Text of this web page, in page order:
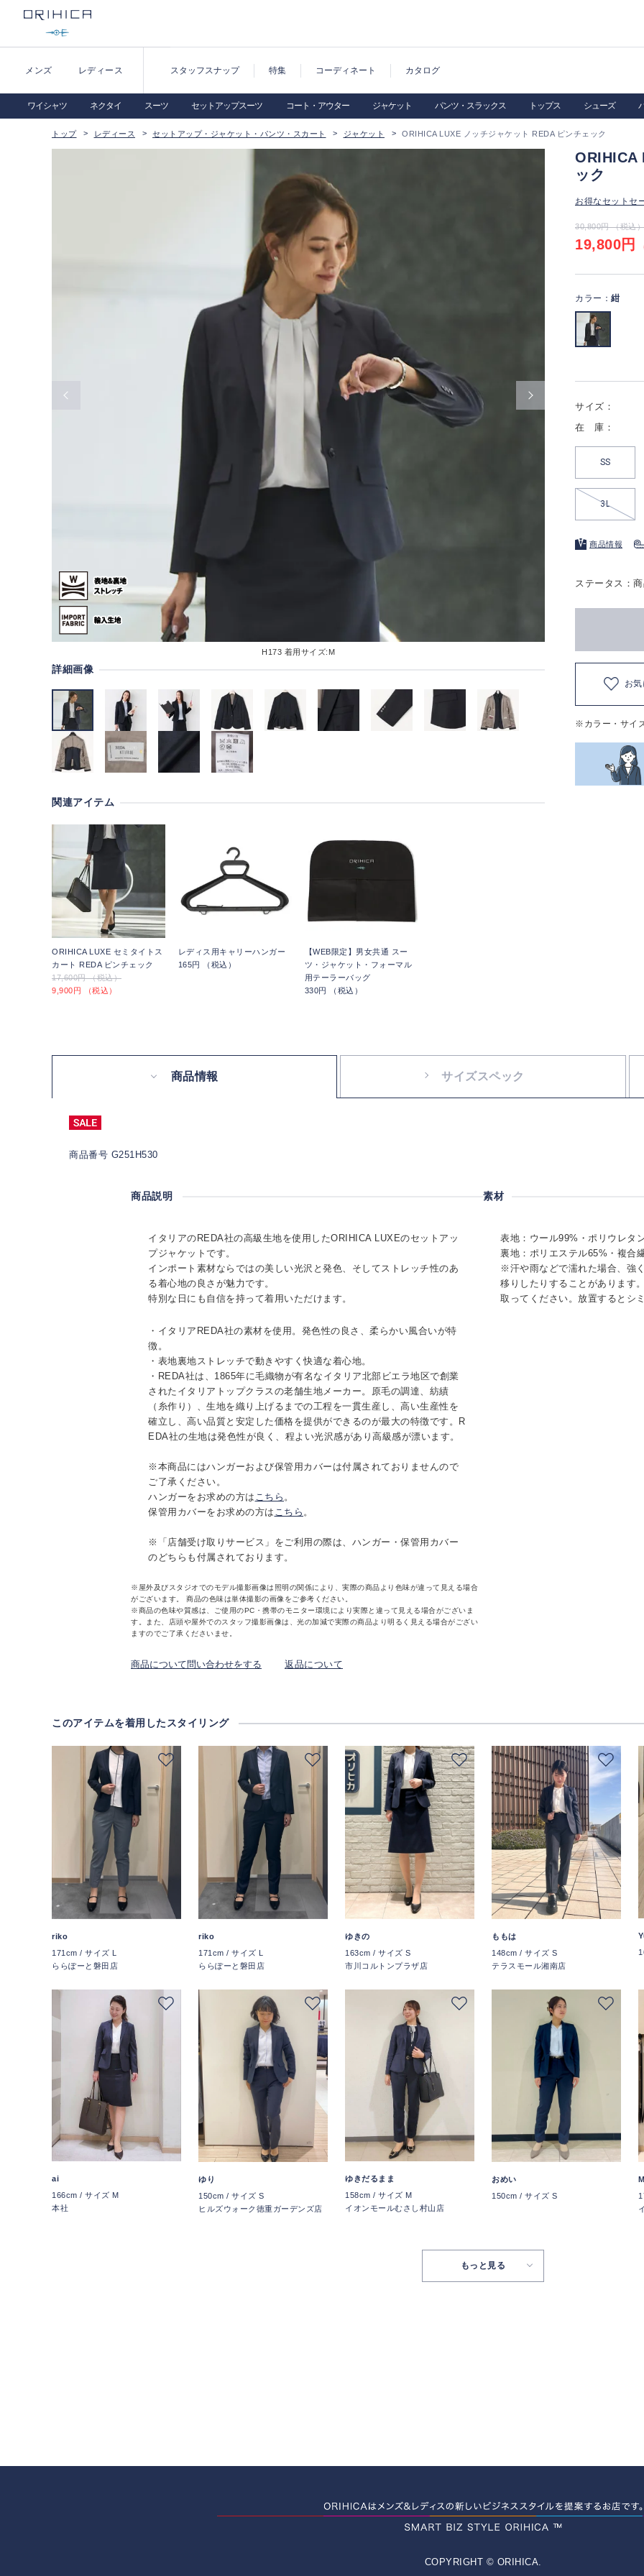
メンズ レディース スタッフスナップ 特集 コーディネート カタログ
ワイシャツ ネクタイ スーツ セットアップスーツ コート・アウター ジャケット パンツ・スラックス トップス シューズ
トップ レディース セットアップ・ジャケット・パンツ・スカート ジャケット ORIHICA LUXE ノッチジャケット REDA ピンチェック
H173 着用サイズ:M
詳細画像
関連アイテム
ORIHICA LUXE セミタイトス
カート REDA ピンチェック
17,600円 （税込）
9,900円 （税込）
レディス用キャリーハンガー
165円 （税込）
【WEB限定】男女共通 スー
ツ・ジャケット・フォーマル
用テーラーバッグ
330円 （税込）
ORIHICA
ック
お得なセットセ
30,800円 （税込）
19,800円
カラー： 紺
サイズ：
在 庫：
SS
3L
商品情報
ステータス：
お
※カラー・サイ
商品情報 サイズスペック
商品番号 G251H530
商品説明
イタリアのREDA社の高級生地を使用したORIHICA LUXEのセットアッ
プジャケットです。
インポート素材ならではの美しい光沢と発色、そしてストレッチ性のあ
る着心地の良さが魅力です。
特別な日にも自信を持って着用いただけます。
・イタリアREDA社の素材を使用。発色性の良さ、柔らかい風合いが特
徴。
・表地裏地ストレッチで動きやすく快適な着心地。
・REDA社は、1865年に毛織物が有名なイタリア北部ビエラ地区で創業
されたイタリアトップクラスの老舗生地メーカー。原毛の調達、紡績
（糸作り）、生地を織り上げるまでの工程を一貫生産し、高い生産性を
確立し、高い品質と安定した価格を提供ができるのが最大の特徴です。R
EDA社の生地は発色性が良く、程よい光沢感があり高級感が漂います。
※本商品にはハンガーおよび保管用カバーは付属されておりませんので
ご了承ください。
ハンガーをお求めの方は こちら 。
保管用カバーをお求めの方は こちら 。
※「店舗受け取りサービス」をご利用の際は、ハンガー・保管用カバー
のどちらも付属されております。
※屋外及びスタジオでのモデル撮影画像は照明の関係により、実際の商品より色味が違って見える場合
がございます。 商品の色味は単体撮影の画像をご参考ください。
※商品の色味や質感は、ご使用のPC・携帯のモニター環境により実際と違って見える場合がございま
す。また、店頭や屋外でのスタッフ撮影画像は、光の加減で実際の商品より明るく見える場合がござい
ますのでご了承くださいませ。
商品について問い合わせをする 返品について
素材
表地：ウール99%・ポリウレタ
裏地：ポリエステル65%・複合
※汗や雨などで濡れた場合、強
移りしたりすることがあります
取ってください。放置するとシ
このアイテムを着用したスタイリング
riko
171cm / サイズ L
ららぽーと磐田店
riko
171cm / サイズ L
ららぽーと磐田店
ゆきの
163cm / サイズ S
市川コルトンプラザ店
ももは
148cm / サイズ S
テラスモール湘南店
ai
166cm / サイズ M
本社
ゆり
150cm / サイズ S
ヒルズウォーク徳重ガーデンズ店
ゆきだるまま
158cm / サイズ M
イオンモールむさし村山店
おめい
150cm / サイズ S
もっと見る
COPYRIGHT © ORIHICA.